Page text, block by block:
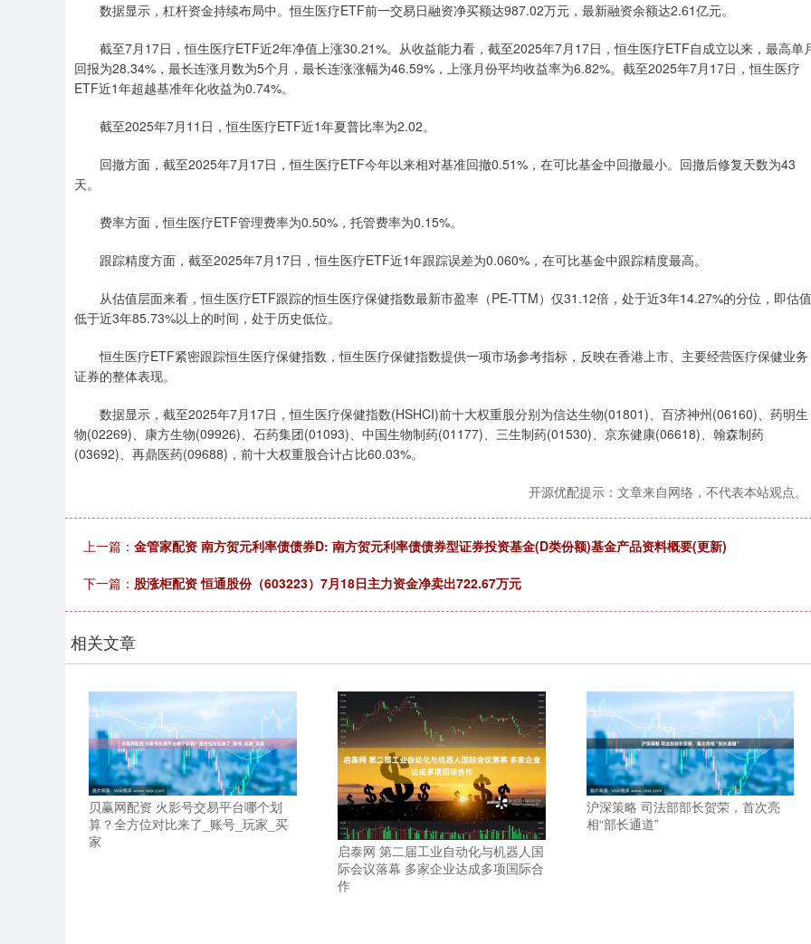
数据显示，杠杆资金持续布局中。恒生医疗ETF前一交易日融资净买额达987.02万元，最新融资余额达2.61亿元。
截至7月17日，恒生医疗ETF近2年净值上涨30.21%。从收益能力看，截至2025年7月17日，恒生医疗ETF自成立以来，最高单
回报为28.34%，最长连涨月数为5个月，最长连涨涨幅为46.59%，上涨月份平均收益率为6.82%。截至2025年7月17日，恒生医疗
ETF近1年超越基准年化收益为0.74%。
截至2025年7月11日，恒生医疗ETF近1年夏普比率为2.02。
回撤方面，截至2025年7月17日，恒生医疗ETF今年以来相对基准回撤0.51%，在可比基金中回撤最小。回撤后修复天数为43
天。
费率方面，恒生医疗ETF管理费率为0.50%，托管费率为0.15%。
跟踪精度方面，截至2025年7月17日，恒生医疗ETF近1年跟踪误差为0.060%，在可比基金中跟踪精度最高。
从估值层面来看，恒生医疗ETF跟踪的恒生医疗保健指数最新市盈率（PE-TTM）仅31.12倍，处于近3年14.27%的分位，即估值
低于近3年85.73%以上的时间，处于历史低位。
恒生医疗ETF紧密跟踪恒生医疗保健指数，恒生医疗保健指数提供一项市场参考指标，反映在香港上市、主要经营医疗保健业务
证券的整体表现。
数据显示，截至2025年7月17日，恒生医疗保健指数(HSHCI)前十大权重股分别为信达生物(01801)、百济神州(06160)、药明生
物(02269)、康方生物(09926)、石药集团(01093)、中国生物制药(01177)、三生制药(01530)、京东健康(06618)、翰森制药
(03692)、再鼎医药(09688)，前十大权重股合计占比60.03%。
开源优配提示：文章来自网络，不代表本站观点。
上一篇： 金管家配资 南方贺元利率债债券D: 南方贺元利率债债券型证券投资基金(D类份额)基金产品资料概要(更新)
下一篇： 股涨柜配资 恒通股份（603223）7月18日主力资金净卖出722.67万元
相关文章
贝赢网配资 火影号交易平台哪个划
算？全方位对比来了_账号_玩家_买
家
启泰网 第二届工业自动化与机器人国
际会议落幕 多家企业达成多项国际合
作
沪深策略 司法部部长贺荣，首次亮
相“部长通道”